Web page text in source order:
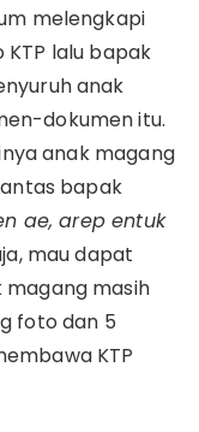
melengkapi
lalu bapak
anak
dokumen itu.
anak magang
bapak
ae, arep entuk
mau dapat
magang masih
foto dan 5
KTP